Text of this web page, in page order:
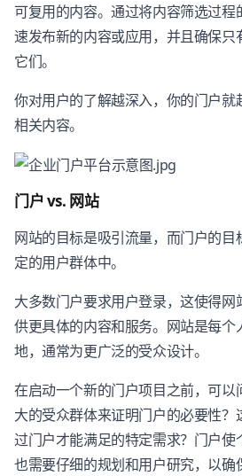
可复用的内容。通过将内容筛选过
速发布新的内容或应用，并且确保只
它们。
你对用户的了解越深入，你的门户就
相关内容。
门户 vs. 网站
网站的目标是吸引流量，而门户的
定的用户群体中。
大多数门户要求用户登录，这使得
供更具体的内容和服务。网站是每个
地，通常为更广泛的受众设计。
在启动一个新的门户项目之前，可以
大的受众群体来证明门户的必要性
过门户才能满足的特定需求？门户使
也需要仔细的规划和用户研究，以确